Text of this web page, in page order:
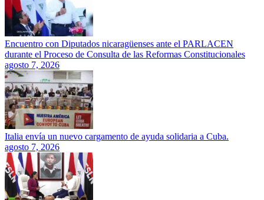
Encuentro con Diputados nicaragüenses ante el PARLACEN
durante el Proceso de Consulta de las Reformas Constitucionales
agosto 7, 2026
Italia envía un nuevo cargamento de ayuda solidaria a Cuba.
agosto 7, 2026